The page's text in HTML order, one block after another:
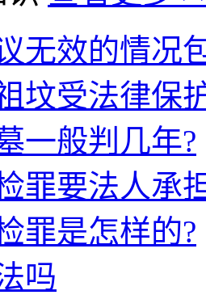
无效的情况
坟受法律保
一般判几年?
罪要法人承
罪是怎样的?
吗